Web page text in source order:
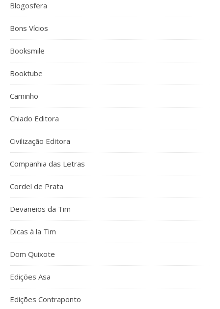
Blogosfera
Bons Vícios
Booksmile
Booktube
Caminho
Chiado Editora
Civilização Editora
Companhia das Letras
Cordel de Prata
Devaneios da Tim
Dicas à la Tim
Dom Quixote
Edições Asa
Edições Contraponto